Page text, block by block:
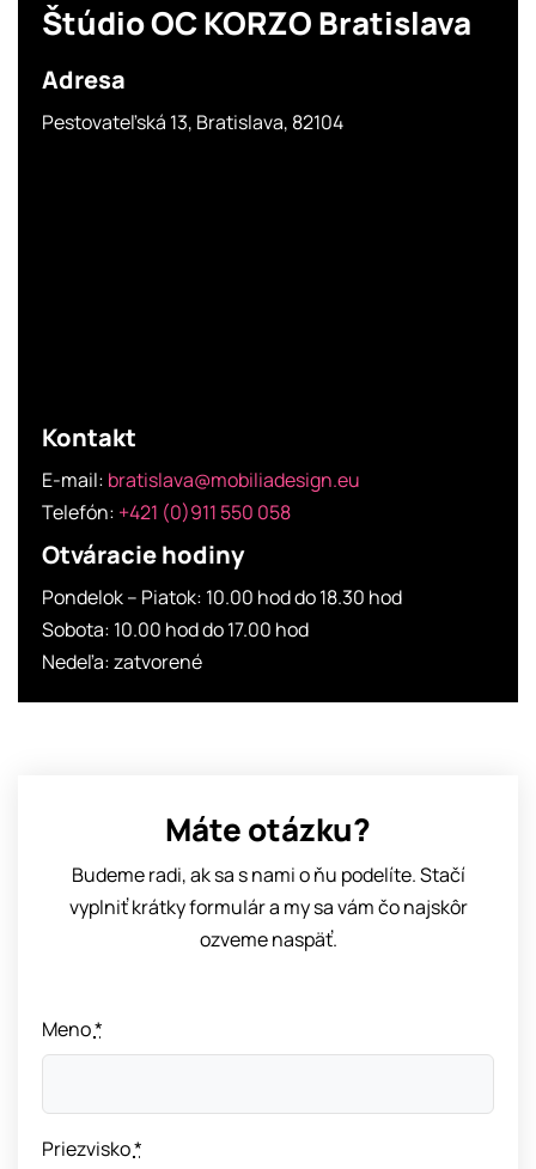
Štúdio OC KORZO Bratislava
Adresa
Pestovateľská 13, Bratislava, 82104
Kontakt
E-mail: bratislava@mobiliadesign.eu
Telefón: +421 (0)911 550 058
Otváracie hodiny
Pondelok – Piatok: 10.00 hod do 18.30 hod
Sobota: 10.00 hod do 17.00 hod
Nedeľa: zatvorené
Máte otázku?
Budeme radi, ak sa s nami o ňu podelíte.Stačí
vyplniť krátky formulár a my sa vám čo najskôr
ozveme naspäť.
Meno*
Priezvisko*